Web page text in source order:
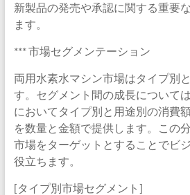
新製品の発売や承認に関する重要
ます。
*** 市場セグメンテーション
両用水素水マシン市場はタイプ別
す。セグメント間の成長について
においてタイプ別と用途別の消費
を数量と金額で提供します。この
市場をターゲットとすることでビ
役立ちます。
[タイプ別市場セグメント]